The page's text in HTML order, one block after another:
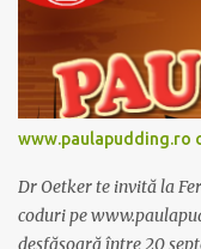
www.paulapudding.ro
Dr Oetker te invită la
coduri pe
desfășoară între 20